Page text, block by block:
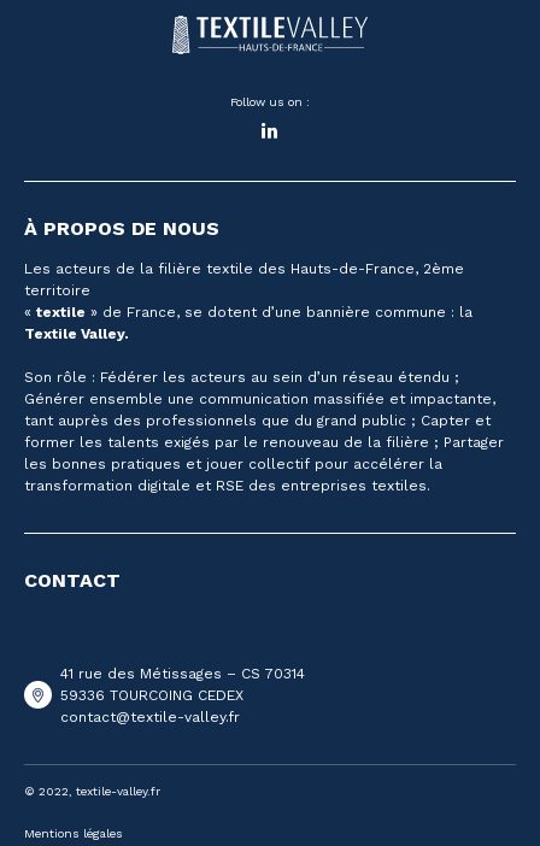
Follow us on :
À PROPOS DE NOUS
Les acteurs de la filière textile des Hauts-de-France, 2ème
territoire
« textile » de France, se dotent d’une bannière commune : la
Textile Valley.
Son rôle : Fédérer les acteurs au sein d’un réseau étendu ;
Générer ensemble une communication massifiée et impactante,
tant auprès des professionnels que du grand public ; Capter et
former les talents exigés par le renouveau de la filière ; Partager
les bonnes pratiques et jouer collectif pour accélérer la
transformation digitale et RSE des entreprises textiles.
CONTACT
41 rue des Métissages – CS 70314
59336 TOURCOING CEDEX
contact@textile-valley.fr
© 2022, textile-valley.fr
Mentions légales